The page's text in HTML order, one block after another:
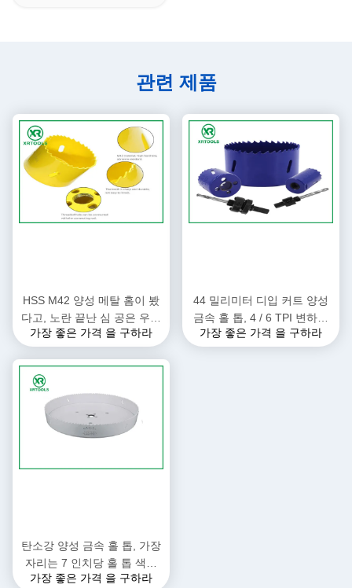
관련 제품
HSS M42 양성 메탈 홈이 봤
다고, 노란 끝난 심 공은 우즈
/ 알루미늄을 위해 봤습니다
가장 좋은 가격 을 구하라
44 밀리미터 디입 커트 양성
금속 홀 톱, 4 / 6 TPI 변하기
쉬운 이 금속 절삭 홀 톱
가장 좋은 가격 을 구하라
탄소강 양성 금속 홀 톱, 가장
자리는 7 인치당 홀 톱 색깔
페인팅 표면을 용접했습니다
가장 좋은 가격 을 구하라